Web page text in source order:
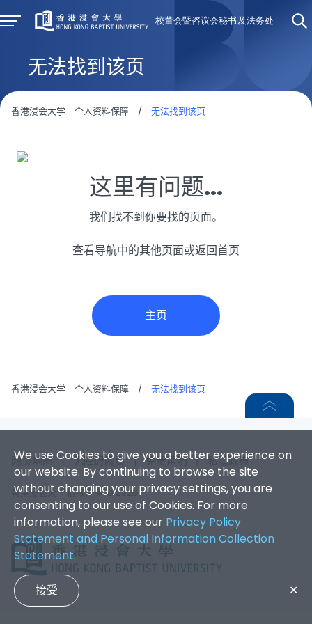
无法找到该页
香港浸会大学 - 个人资料保障 / 无法找到该页
这里有问题...
我们找不到你要找的页面。
查看导航中的其他页面或返回首页
主页
香港浸会大学 - 个人资料保障 / 无法找到该页
We use Cookies to give you a better experience on
our website. By continuing to browse the site
without changing your privacy settings, you are
consenting to our use of Cookies. For more
information, please see our Privacy Policy
Statement and Personal Information Collection
Statement.
接受 ✕
网页地图 |无障碍网页| 免责声明|私隐政策
香港浸会大学 版权所有 © 2026